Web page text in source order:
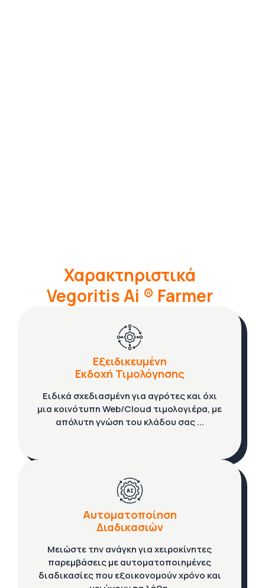
Χαρακτηριστικά
Vegoritis Ai ® Farmer
Εξειδικευμένη
Εκδοχή Τιμολόγησης
Ειδικά σχεδιασμένη για αγρότες και όχι
μια κοινότυπη Web/Cloud τιμολογιέρα, με
απόλυτη γνώση του κλάδου σας ...
Αυτοματοποίηση
Διαδικασιών
Μειώστε την ανάγκη για χειροκίνητες
παρεμβάσεις με αυτοματοποιημένες
διαδικασίες που εξοικονομούν χρόνο και